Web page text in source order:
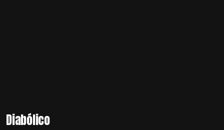
Diabólico